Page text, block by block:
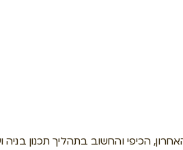
הכיפי והחשוב בתהליך תכנון